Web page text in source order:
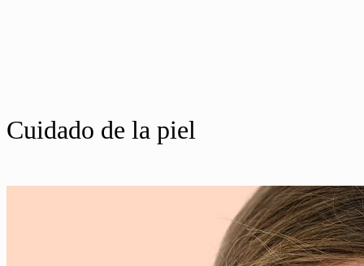
Cuidado de la piel